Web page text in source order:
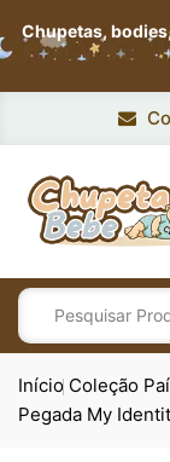
Chupetas,
Início Coleção
Pegada My